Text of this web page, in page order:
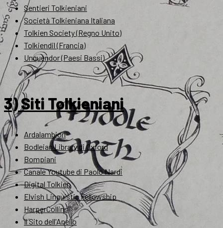
Sentieri Tolkieniani
Società Tolkieniana Italiana
Tolkien Society (Regno Unito)
Tolkiendil (Francia)
Unquendor (Paesi Bassi)
3) Siti Tolkieniani
Ardalambion
Bodleian Library di Oxford
Bompiani
Canale Youtube di Paolo Nardi
Digital Tolkien
Elvish Linguistic Fellowship
HarperCollins
Il Sito dell'Anello